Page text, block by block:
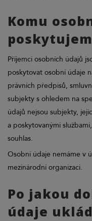
Komu
Příjemci osobních údajů
poskytovat osobní údaje
právních předpisů,
subjekty s ohledem na
údajů nejsou subjekty,
a poskytovanými
souhlas.
Osobní údaje nemáme v
mezinárodní organizaci.
Po jakou
údaje